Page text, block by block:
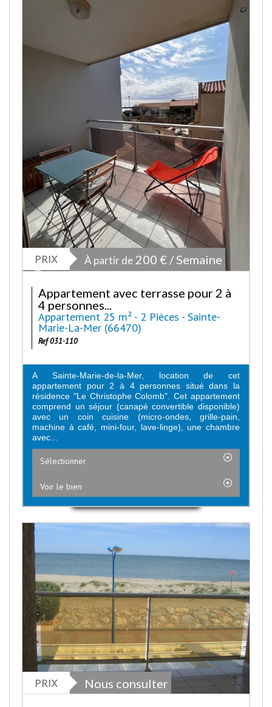
PRIX À partir de 200 € / Semaine
Appartement avec terrasse pour 2 à
4 personnes...
Appartement 25 m² - 2 Pièces - Sainte-
Marie-La-Mer (66470)
Ref 031-110
A Sainte-Marie-de-la-Mer, location de cet
appartement pour 2 à 4 personnes situé dans la
résidence "Le Christophe Colomb". Cet appartement
comprend un séjour (canapé convertible disponible)
avec un coin cuisine (micro-ondes, grille-pain,
machine à café, mini-four, lave-linge), une chambre
avec...
Sélectionner
Voir le bien
PRIX Nous consulter